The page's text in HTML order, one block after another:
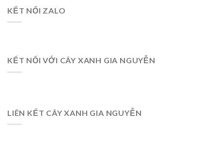
KẾT NỐI ZALO
KẾT NỐI VỚI CÂY XANH GIA NGUYỄN
LIÊN KẾT CÂY XANH GIA NGUYỄN